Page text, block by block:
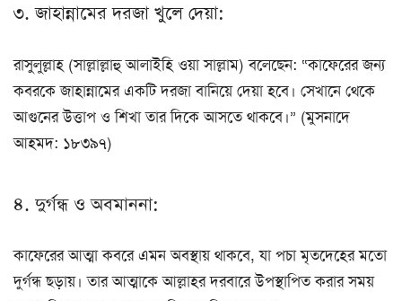
৩. জাহান্নামের দরজা খুলে দেয়া:
রাসুলুল্লাহ (সাল্লাল্লাহু আলাইহি ওয়া সাল্লাম) বলেছেন: “কাফেরের জন্য
কবরকে জাহান্নামের একটি দরজা বানিয়ে দেয়া হবে। সেখানে থেকে
আগুনের উত্তাপ ও শিখা তার দিকে আসতে থাকবে।” (মুসনাদে
আহমদ: ১৮৩৯৭)
৪. দুর্গন্ধ ও অবমাননা:
কাফেরের আত্মা কবরে এমন অবস্থায় থাকবে, যা পচা মৃতদেহের মতো
দুর্গন্ধ ছড়ায়। তার আত্মাকে আল্লাহর দরবারে উপস্থাপিত করার সময়